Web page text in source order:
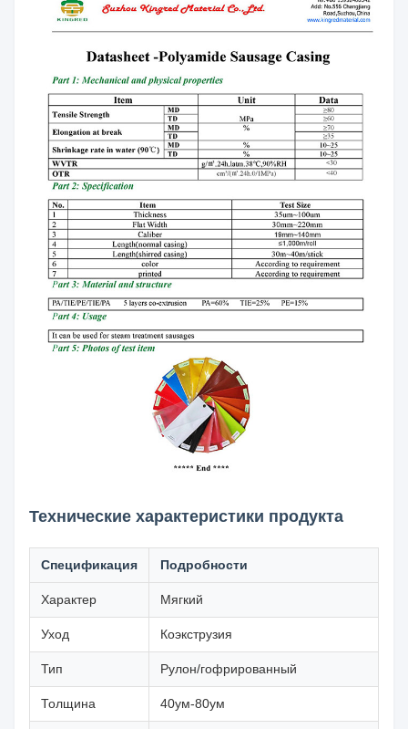
Технические характеристики продукта
Спецификация Подробности
Характер Мягкий
Уход Коэкструзия
Тип Рулон/гофрированный
Толщина 40ум-80ум